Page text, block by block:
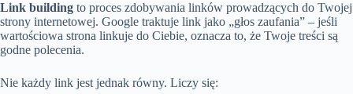
Link building to proces zdobywania linków prowadzących do Twojej
strony internetowej. Google traktuje link jako „głos zaufania” – jeśli
wartościowa strona linkuje do Ciebie, oznacza to, że Twoje treści są
godne polecenia.
Nie każdy link jest jednak równy. Liczy się: